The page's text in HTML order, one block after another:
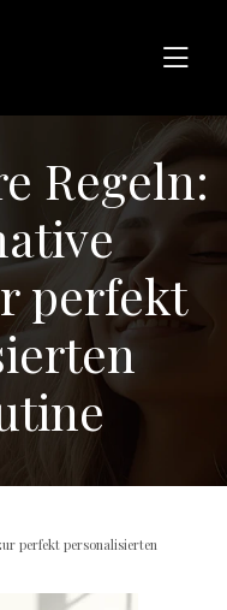
Regeln:
perfekt
perfekt personalisierten